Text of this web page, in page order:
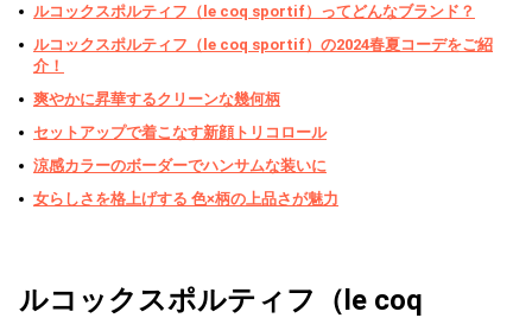
ルコックスポルティフ（le coq sportif）ってどんなブランド？
ルコックスポルティフ（le coq sportif）の2024春夏コーデをご紹
介！
爽やかに昇華するクリーンな幾何柄
セットアップで着こなす新顔トリコロール
涼感カラーのボーダーでハンサムな装いに
女らしさを格上げする 色×柄の上品さが魅力
ルコックスポルティフ（le coq